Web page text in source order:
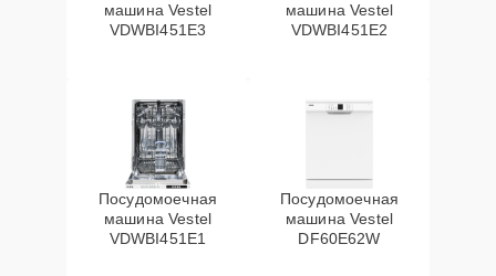
машина Vestel
VDWBI451E3
машина Vestel
VDWBI451E2
Посудомоечная
машина Vestel
VDWBI451E1
Посудомоечная
машина Vestel
DF60E62W